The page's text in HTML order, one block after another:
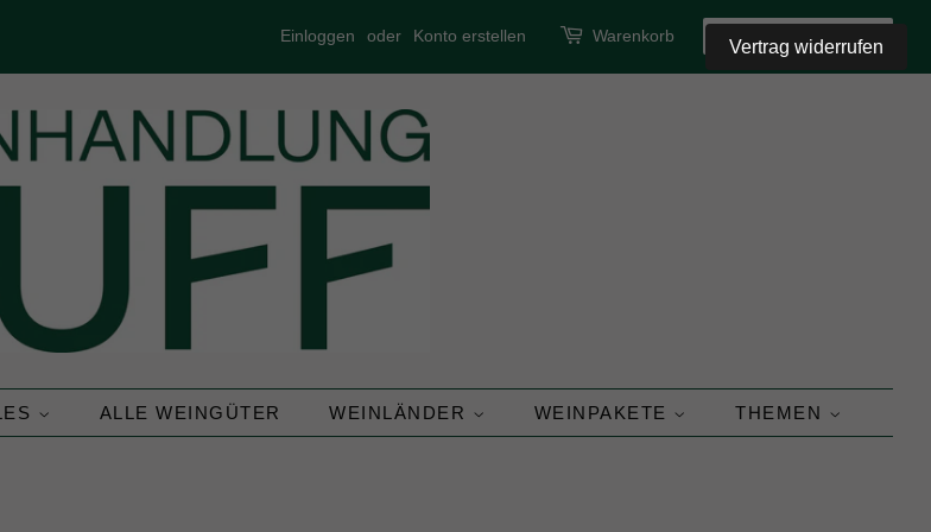
Einloggen oder Konto erstellen Warenkorb SUCHEN
ALLE WEINGÜTER WEINLÄNDER WEINPAKETE THEMEN
Vertrag widerrufen